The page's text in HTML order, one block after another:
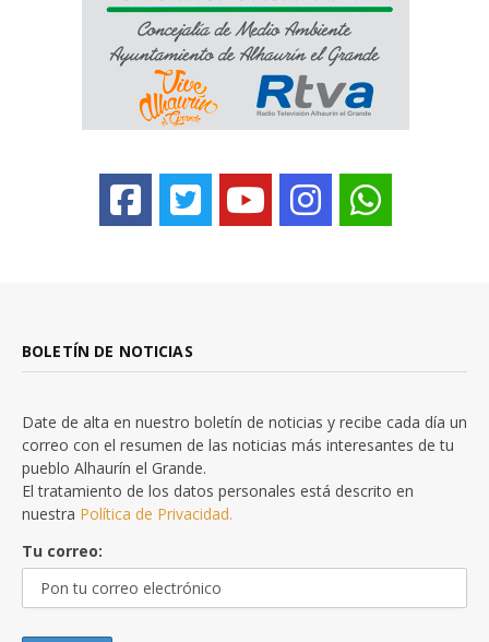
BOLETÍN DE NOTICIAS
Date de alta en nuestro boletín de noticias y recibe cada día un
correo con el resumen de las noticias más interesantes de tu
pueblo Alhaurín el Grande.
El tratamiento de los datos personales está descrito en
nuestra Política de Privacidad.
Tu correo: